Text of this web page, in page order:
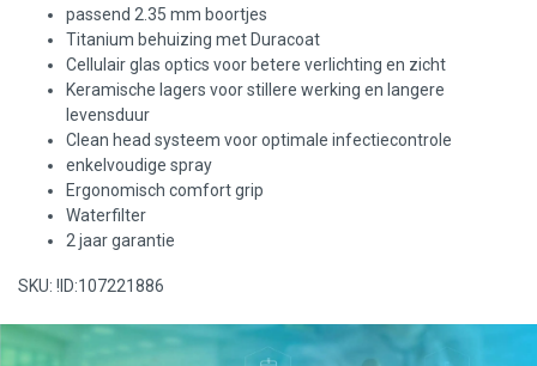
passend 2.35 mm boortjes
Titanium behuizing met Duracoat
Cellulair glas optics voor betere verlichting en zicht
Keramische lagers voor stillere werking en langere
levensduur
Clean head systeem voor optimale infectiecontrole
enkelvoudige spray
Ergonomisch comfort grip
Waterfilter
2 jaar garantie
SKU: !ID:107221886